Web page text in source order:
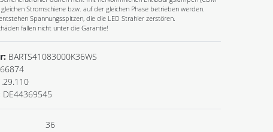
Stromschiene bzw. auf der gleichen Phase betrieben werden.
Spannungsspitzen, die die LED Strahler zerstören.
fallen nicht unter die Garantie!
BARTS41083000K36WS
DE44369545
36